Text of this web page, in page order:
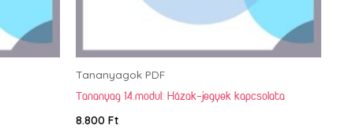
Tananyagok PDF
Tananyag 14.modul: Házak-jegyek kapcsolata
8.800 Ft